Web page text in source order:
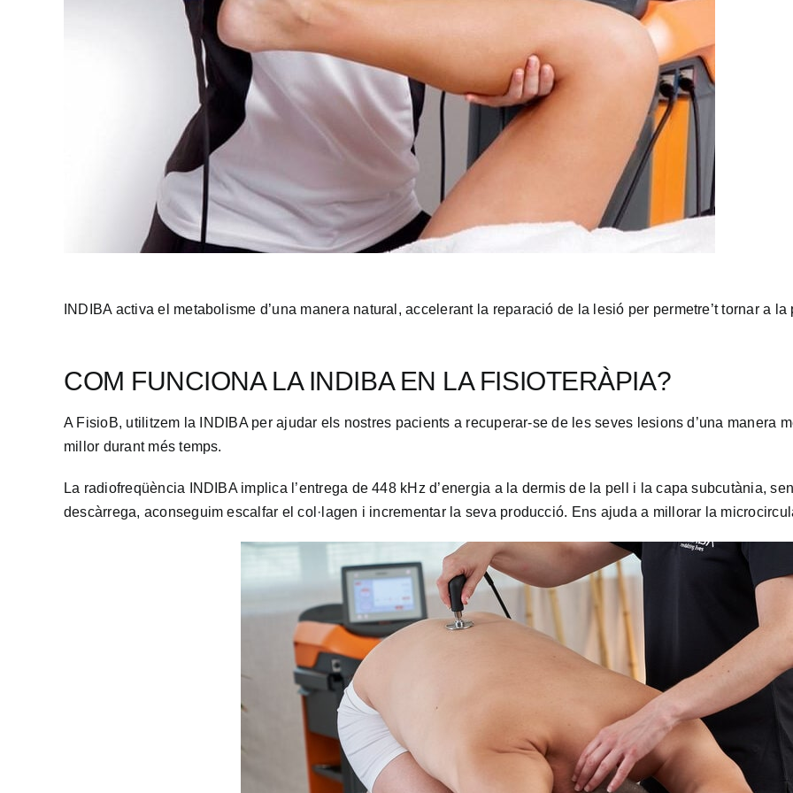
INDIBA activa el metabolisme d’una manera natural, accelerant la reparació de la lesió per permetre’t tornar a
COM FUNCIONA LA INDIBA EN LA FISIOTERÀPIA?
A FisioB, utilitzem la INDIBA per ajudar els nostres pacients a recuperar-se de les seves lesions d’una manera
millor durant més temps.
La radiofreqüència INDIBA implica l’entrega de 448 kHz d’energia a la dermis de la pell i la capa subcutània,
descàrrega, aconseguim escalfar el col·lagen i incrementar la seva producció. Ens ajuda a millorar la